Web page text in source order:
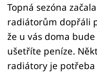
Topná sezóna
radiátorům dopřáli
že u vás doma
ušetříte peníze.
radiátory je